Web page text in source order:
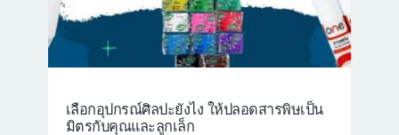
เลือกอุปกรณ์ศิลปะยังไง ให้ปลอดสารพิษเป็น
มิตรกับคุณและลูกเล็ก